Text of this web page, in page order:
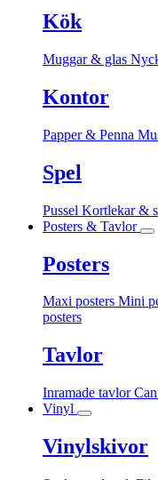
Kök
Muggar & glas
Kontor
Papper & Penna
Spel
Pussel Kortlekar &
Posters & Tavlor
Posters
Maxi posters Mini
posters
Tavlor
Inramade tavlor
Vinyl
Vinylskivor